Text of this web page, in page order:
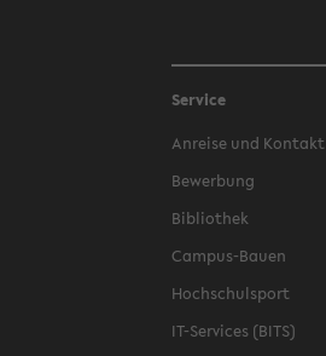
Service
Anreise und Kontakt
Bewerbung
Bibliothek
Campus-Bauen
Hochschulsport
IT-Services (BITS)